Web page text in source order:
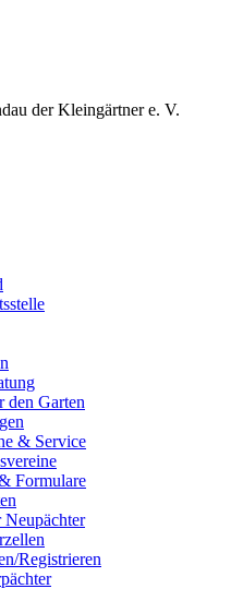
der Kleingärtner e. V.
den Garten
& Service
Formulare
Registrieren